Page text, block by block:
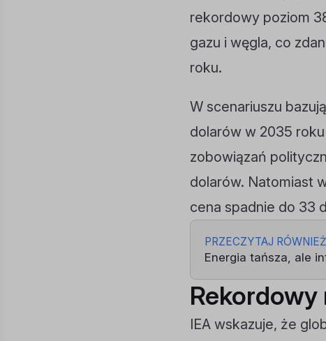
rekordowy poziom
gazu i węgla, co
roku.
W scenariuszu
dolarów w 2035
zobowiązań
dolarów. Natomiast
cena spadnie do 33
PRZECZYTAJ RÓWNIEŻ
Energia tańsza, ale
Rekordowy
IEA wskazuje, że